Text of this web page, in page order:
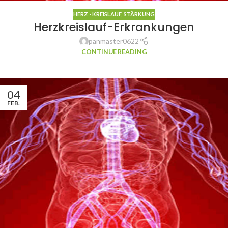
HERZ - KREISLAUF, STÄRKUNG
Herzkreislauf-Erkrankungen
panmaster0622
CONTINUE READING
04
FEB.